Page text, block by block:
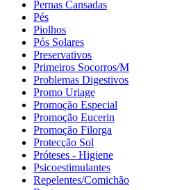
Pernas Cansadas
Pés
Piolhos
Pós Solares
Preservativos
Primeiros Socorros/M
Problemas Digestivos
Promo Uriage
Promoção Especial
Promoção Eucerin
Promoção Filorga
Protecção Sol
Próteses - Higiene
Psicoestimulantes
Repelentes/Comichão